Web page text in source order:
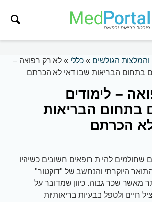
והמלצות הגולשים » כללי » לא רק רפואה –
בתחום הבריאות שבוודאי לא הכרתם
– לימודים
בתחום הבריאות
הכרתם
שחולמים להיות רופאים חשובים כשיהיו
היוקרתי והנחשב של "דוקטור"
מאשר שכר גבוה. כיוון שמדובר על
חיים ולטפל בבעיות בריאותיות